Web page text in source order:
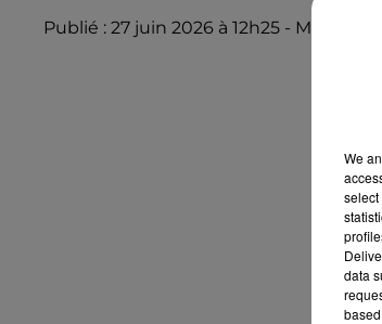
Publié : 27 juin 2026 à 12h25 - Modifié :
We
data